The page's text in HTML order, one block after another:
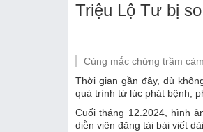
Tài chính
Thị trường
Emagazine
Triệu Lộ Tư bị
Cùng mắc chứng trầm
Thời gian gần đây, dù
quá trình từ lúc phát bệnh,
Cuối tháng 12.2024, hình
diễn viên đăng tải bài viết